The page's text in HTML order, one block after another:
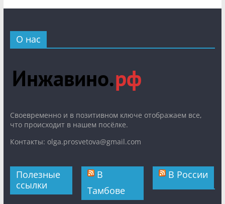
О нас
Cвоевременно и в позитивном ключе отображаем все,
что происходит в нашем посёлке.
Контакты: olga.prosvetova@gmail.com
Полезные
ссылки
В
Тамбове
В России